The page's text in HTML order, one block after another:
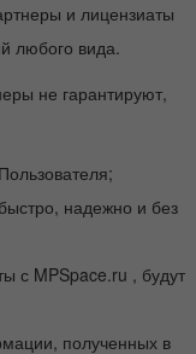
и лицензиаты
любого вида.
не гарантируют,
надежно и без
с MPSpace.ru , будут
полученных в